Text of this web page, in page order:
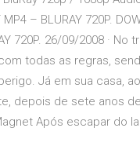
– BLURAY 720P.
720P. 26/09/2008 ·
todas as regras,
Já em sua casa,
depois de sete anos
Após escapar do